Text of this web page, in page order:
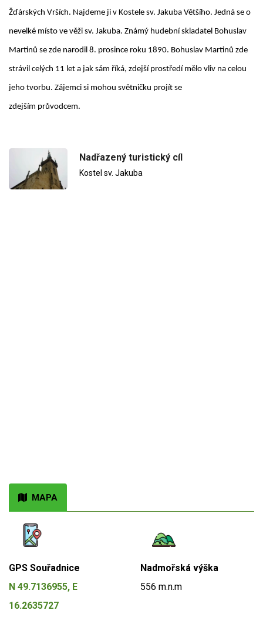
Žďárských Vrších. Najdeme ji v Kostele sv. Jakuba Většího. Jedná se o
nevelké místo ve věži sv. Jakuba. Známý hudební skladatel Bohuslav
Martinů se zde narodil 8. prosince roku 1890. Bohuslav Martinů zde
strávil celých 11 let a jak sám říká, zdejší prostředí mělo vliv na celou
jeho tvorbu. Zájemci si mohou světničku projít se
zdejším průvodcem.
Nadřazený turistický cíl
Kostel sv. Jakuba
MAPA
GPS Souřadnice
N 49.7136955, E
16.2635727
Nadmořská výška
556 m.n.m